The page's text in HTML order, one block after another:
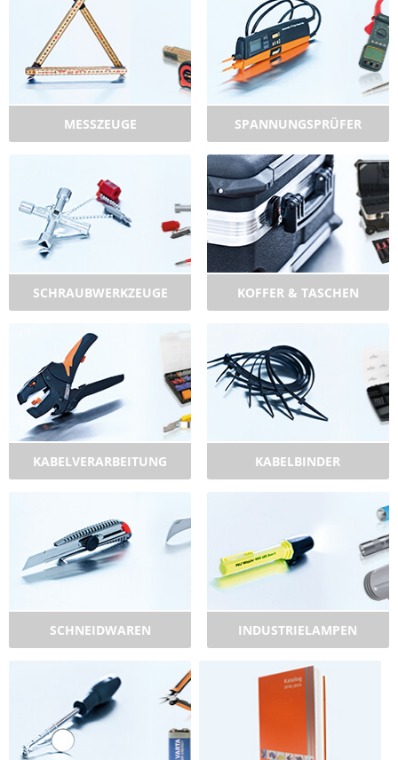
MESSZEUGE SPANNUNGSPRÜFER
SCHRAUBWERKZEUGE KOFFER & TASCHEN
KABELVERARBEITUNG KABELBINDER
SCHNEIDWAREN INDUSTRIELAMPEN